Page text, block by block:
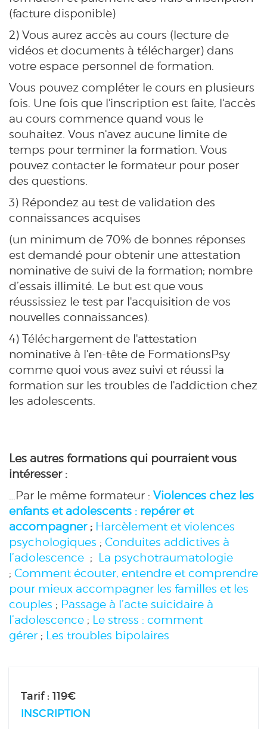
(facture disponible)
2) Vous aurez accès au cours (lecture de
vidéos et documents à télécharger) dans
votre espace personnel de formation.
Vous pouvez compléter le cours en plusieurs
fois. Une fois que l'inscription est faite, l'accès
au cours commence quand vous le
souhaitez. Vous n'avez aucune limite de
temps pour terminer la formation. Vous
pouvez contacter le formateur pour poser
des questions.
3) Répondez au test de validation des
connaissances acquises
(un minimum de 70% de bonnes réponses
est demandé pour obtenir une attestation
nominative de suivi de la formation; nombre
d’essais illimité. Le but est que vous
réussissiez le test par l'acquisition de vos
nouvelles connaissances).
4) Téléchargement de l'attestation
nominative à l'en-tête de FormationsPsy
comme quoi vous avez suivi et réussi la
formation sur les troubles de l'addiction chez
les adolescents.
Les autres formations qui pourraient vous
intéresser :
…Par le même formateur : Violences chez les
enfants et adolescents : repérer et
accompagner; Harcèlement et violences
psychologiques ; Conduites addictives à
l’adolescence ; La psychotraumatologie
; Comment écouter, entendre et comprendre
pour mieux accompagner les familles et les
couples ; Passage à l’acte suicidaire à
l’adolescence ; Le stress : comment
gérer ; Les troubles bipolaires
Tarif : 119€
INSCRIPTION